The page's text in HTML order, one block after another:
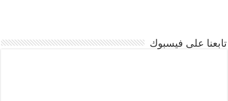
تابعنا على فيسبوك